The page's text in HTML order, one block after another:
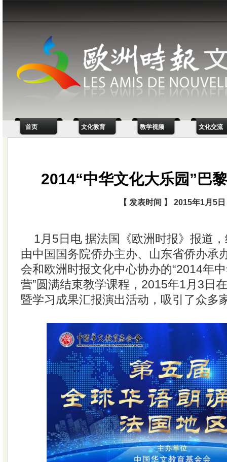
首页 文化教育 教学视频 文化交流
2014“中华文化大乐园”巴
【 发表时间 】 2015年1月5日
1月5日电 据法国《欧洲时报》报道
由中国国务院侨办主办、山东省侨办承
会和欧洲时报文化中心协办的“2014年
营”圆满结束教学课程，2015年1月3日
暨学习成果汇报演出活动，吸引了众多